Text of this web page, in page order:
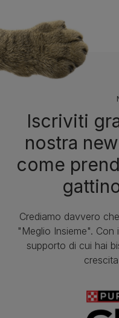
Iscriviti
nostra
come
Crediamo davvero
"Meglio Insieme".
supporto di cui hai